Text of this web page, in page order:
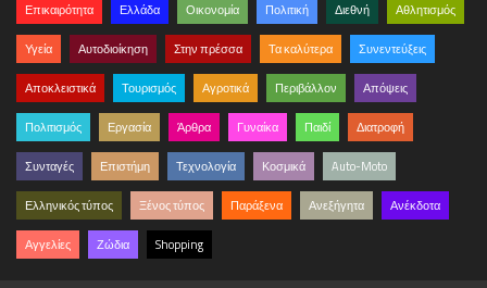
Επικαιρότητα Ελλάδα Οικονομία Πολιτική Διεθνή Αθλητισμός
Υγεία Αυτοδιοίκηση Στην πρέσσα Τα καλύτερα Συνεντεύξεις
Αποκλειστικά Τουρισμός Αγροτικά Περιβάλλον Απόψεις
Πολιτισμός Εργασία Άρθρα Γυναίκα Παιδί Διατροφή
Συνταγές Επιστήμη Τεχνολογία Κοσμικά Auto-Moto
Ελληνικός τύπος Ξένος τύπος Παράξενα Ανεξήγητα Ανέκδοτα
Αγγελίες Ζώδια Shopping